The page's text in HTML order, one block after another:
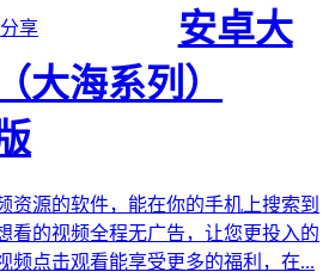
享
安卓大
大海系列）
资源的软件，能在你的手机上搜索到
看的视频全程无广告，让您更投入的
频点击观看能享受更多的福利，在...